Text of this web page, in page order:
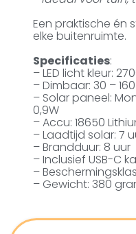
Een praktische én
elke buitenruimte.
Specificaties:
– LED licht kleur:
– Dimbaar: 30 –
– Solar paneel:
0,9W
– Accu: 18650
– Laadtijd solar: 7
– Brandduur: 8 uur
– Inclusief USB-C
–
– Gewicht: 380